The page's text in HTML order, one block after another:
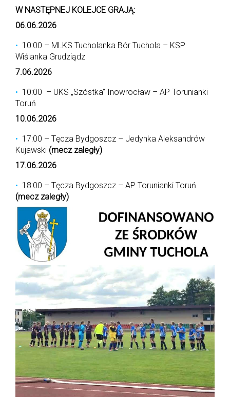
W NASTĘPNEJ KOLEJCE GRAJĄ:
06.06.2026
10:00 – MLKS Tucholanka Bór Tuchola – KSP
Wiślanka Grudziądz
7.06.2026
10:00 – UKS „Szóstka” Inowrocław – AP Torunianki
Toruń
10.06.2026
17:00 – Tęcza Bydgoszcz – Jedynka Aleksandrów
Kujawski (mecz zaległy)
17.06.2026
18:00 – Tęcza Bydgoszcz – AP Torunianki Toruń
(mecz zaległy)